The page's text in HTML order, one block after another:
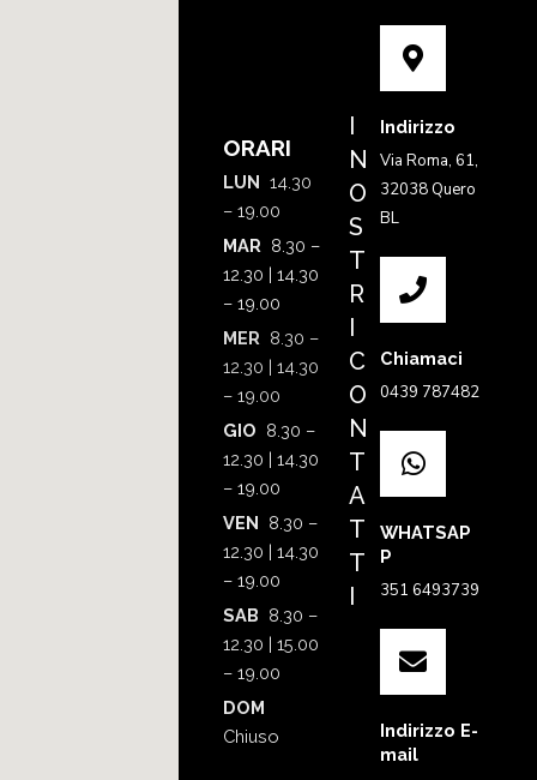
ORARI
LUN 14.30
– 19.00
MAR 8.30 –
12.30 | 14.30
– 19.00
MER 8.30 –
12.30 | 14.30
– 19.00
GIO 8.30 –
12.30 | 14.30
– 19.00
VEN 8.30 –
12.30 | 14.30
– 19.00
SAB 8.30 –
12.30 | 15.00
– 19.00
DOM
Chiuso
I
N
O
S
T
R
I
C
O
N
T
A
T
T
I
Indirizzo
Via Roma, 61,
32038 Quero
BL
Chiamaci
0439 787482
WHATSAP
P
351 6493739
Indirizzo E-
mail